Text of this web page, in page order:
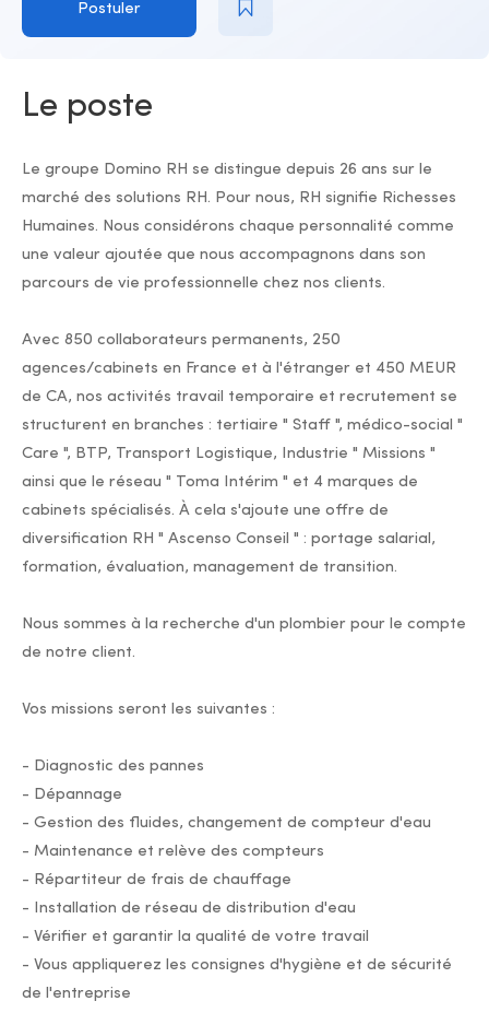
Postuler
Le poste
Le groupe Domino RH se distingue depuis 26 ans sur le
marché des solutions RH. Pour nous, RH signifie Richesses
Humaines. Nous considérons chaque personnalité comme
une valeur ajoutée que nous accompagnons dans son
parcours de vie professionnelle chez nos clients.
Avec 850 collaborateurs permanents, 250
agences/cabinets en France et à l'étranger et 450 MEUR
de CA, nos activités travail temporaire et recrutement se
structurent en branches : tertiaire " Staff ", médico-social "
Care ", BTP, Transport Logistique, Industrie " Missions "
ainsi que le réseau " Toma Intérim " et 4 marques de
cabinets spécialisés. À cela s'ajoute une offre de
diversification RH " Ascenso Conseil " : portage salarial,
formation, évaluation, management de transition.
Nous sommes à la recherche d'un plombier pour le compte
de notre client.
Vos missions seront les suivantes :
- Diagnostic des pannes
- Dépannage
- Gestion des fluides, changement de compteur d'eau
- Maintenance et relève des compteurs
- Répartiteur de frais de chauffage
- Installation de réseau de distribution d'eau
- Vérifier et garantir la qualité de votre travail
- Vous appliquerez les consignes d'hygiène et de sécurité
de l'entreprise